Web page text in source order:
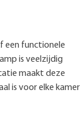
een functionele
is veelzijdig
maakt deze
is voor elke kamer